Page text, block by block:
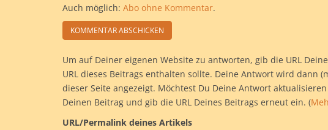
Auch möglich: Abo ohne Kommentar.
Um auf Deiner eigenen Website zu antworten, gib die URL
URL dieses Beitrags enthalten sollte. Deine Antwort wird dann
dieser Seite angezeigt. Möchtest Du Deine Antwort
Deinen Beitrag und gib die URL Deines Beitrags erneut ein. (
URL/Permalink deines Artikels